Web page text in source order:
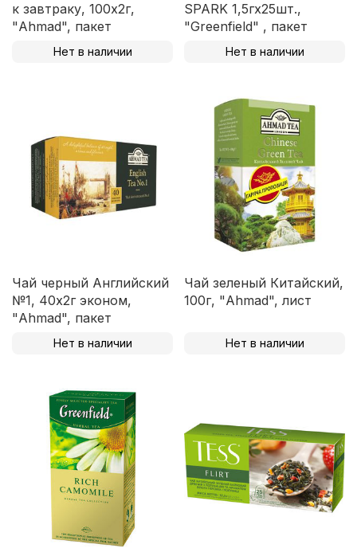
к завтраку, 100х2г,
"Ahmad", пакет
Нет в наличии
SPARK 1,5гх25шт.,
"Greenfield" , пакет
Нет в наличии
Чай черный Английский
№1, 40х2г эконом,
"Ahmad", пакет
Нет в наличии
Чай зеленый Китайский,
100г, "Ahmad", лист
Нет в наличии